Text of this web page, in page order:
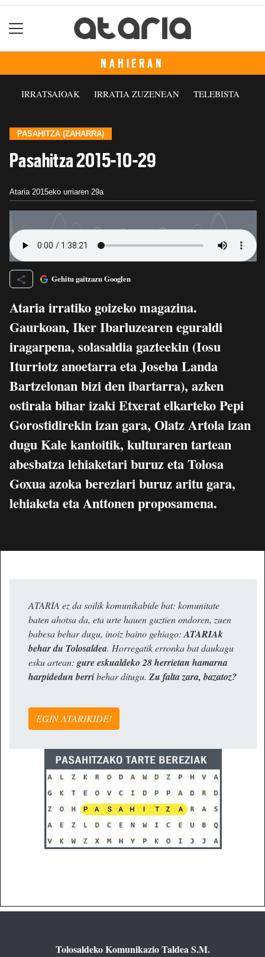
NAHIERAN
IRRATSAIOAK IRRATIA ZUZENEAN TELEBISTA
PASAHITZA (ZAHARRA)
Pasahitza 2015-10-29
Ataria 2015eko urriaren 29a
Gehitu gaitzazu Googlen
Ataria irratiko goizeko magazina.
Gaurkoan, Iker Ibarluzearen eguraldi
iragarpena, solasaldia gazteekin (Iosu
Iturriotz anoetarra eta Joseba Landa
Bartzelonan bizi den ibartarra), azken
ostirala bihar izaki Etxerat elkarteko Pepi
Gorostidirekin izan gara, Olatz Artola izan
dugu Kale kantoitik, kulturaren tartean
abesbatza lehiaketari buruz eta Tolosa
Goxua azoka bereziari buruz aritu gara,
lehiaketa eta Anttonen proposamena.
ATARIA ez da soilik komunikabide bat: komunitate
baten ahotsa da, eta urte hauen guztien ondoren, zuen
babesa behar dugu, inoiz baino gehiago:ATARIAk
behar du Tolosaldea. Horregatik erronka bat daukagu
esku artean: gure eskualdeko 28 herrietan hamarna
harpidedun berribehar ditugu. Zu falta zara, bazatoz?
EGIN ATARIKIDE!
Tolosaldeko Komunikazio Taldea S.M.